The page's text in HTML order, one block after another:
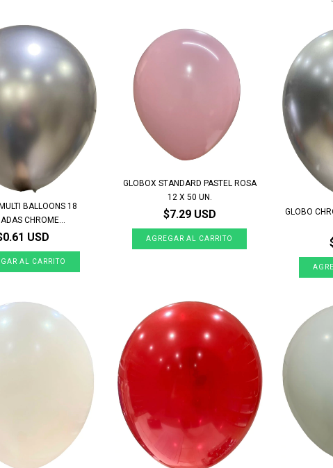
BALLOONS 18
CHROME...
USD
GLOBOX STANDARD PASTEL ROSA
12 X 50 UN.
$7.29 USD
GLOBO